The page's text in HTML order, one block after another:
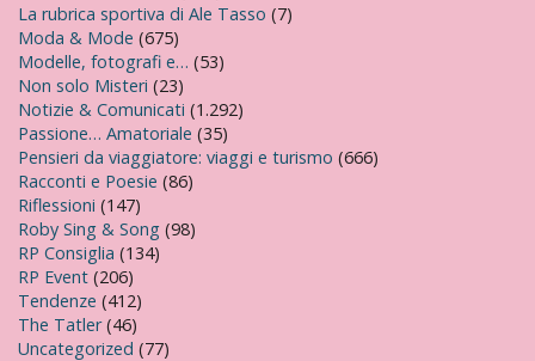
La rubrica sportiva di Ale Tasso (7)
Moda & Mode (675)
Modelle, fotografi e… (53)
Non solo Misteri (23)
Notizie & Comunicati (1.292)
Passione… Amatoriale (35)
Pensieri da viaggiatore: viaggi e turismo (666)
Racconti e Poesie (86)
Riflessioni (147)
Roby Sing & Song (98)
RP Consiglia (134)
RP Event (206)
Tendenze (412)
The Tatler(46)
Uncategorized (77)